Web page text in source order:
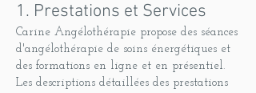
1. Prestations et Services
Carine Angélothérapie propose des séances
d'angélothérapie de soins énergétiques et
des formations en ligne et en présentiel.
Les descriptions détaillées des prestations